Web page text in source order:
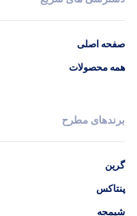
صفحه اصلی
همه محصولات
برندهای مطرح
گرین
پنتاکس
شیمجه